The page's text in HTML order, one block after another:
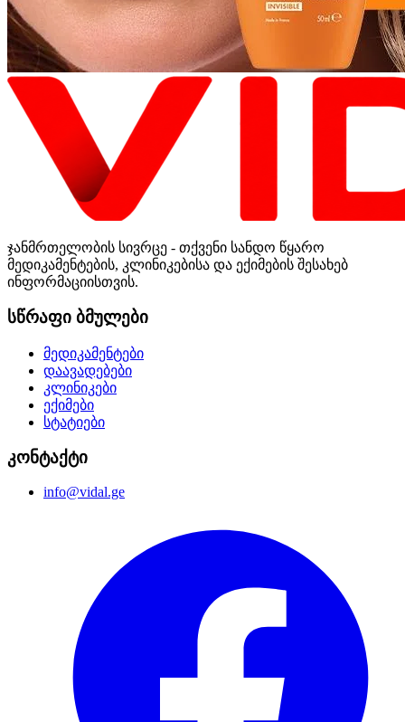
ჯანმრთელობის სივრცე - თქვენი სანდო წყარო
მედიკამენტების, კლინიკებისა და ექიმების შესახებ
ინფორმაციისთვის.
სწრაფი ბმულები
მედიკამენტები
დაავადებები
კლინიკები
ექიმები
სტატიები
კონტაქტი
info@vidal.ge